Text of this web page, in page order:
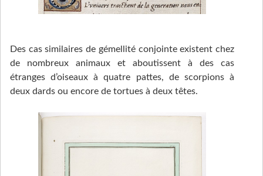
Des cas similaires de gémellité conjointe existent chez
de nombreux animaux et aboutissent à des cas
étranges d’oiseaux à quatre pattes, de scorpions à
deux dards ou encore de tortues à deux têtes.